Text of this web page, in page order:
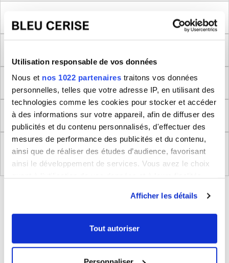
Utilisation responsable de vos données
Nous et nos 1022 partenaires traitons vos données
personnelles, telles que votre adresse IP, en utilisant des
technologies comme les cookies pour stocker et accéder
à des informations sur votre appareil, afin de diffuser des
publicités et du contenu personnalisés, d'effectuer des
mesures de performance des publicités et du contenu,
ainsi que de réaliser des études d’audience, favorisant
ainsi le développement de services. Vous avez le choix
tout moment en consultant la Déclaration relative aux
cookies ou en cliquant sur l'icône de confidentialité.
Afficher les détails
Tout autoriser
Dimensions produit
Retour
Règlement (UE) 2023/988 relatifs à la Sécurité
Générale des Produits
BLEUCERISE VOUS CONSEILLE